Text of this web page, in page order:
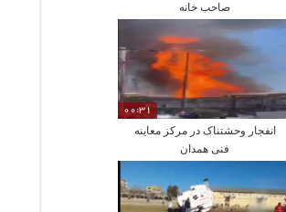
صاحب خانه
00:31
انفجار وحشتناک در مرکز معاینه
فنی همدان